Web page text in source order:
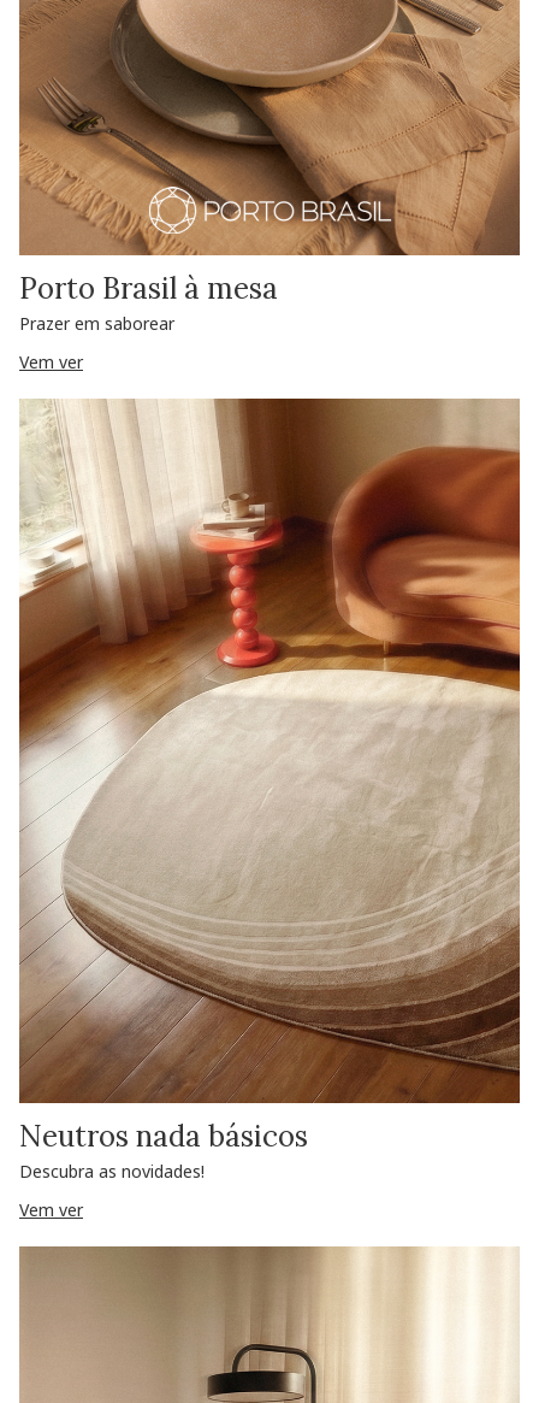
Porto Brasil à mesa
Prazer em saborear
Vem ver
Neutros nada básicos
Descubra as novidades!
Vem ver